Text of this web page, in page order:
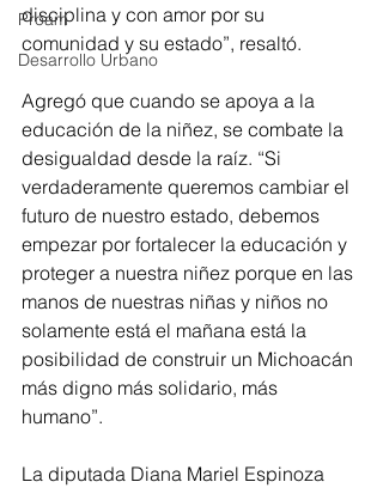
Proam
Desarrollo Urbano
disciplina y con amor por su
comunidad y su estado”, resaltó.
Agregó que cuando se apoya a la
educación de la niñez, se combate la
desigualdad desde la raíz. “Si
verdaderamente queremos cambiar el
futuro de nuestro estado, debemos
empezar por fortalecer la educación y
proteger a nuestra niñez porque en las
manos de nuestras niñas y niños no
solamente está el mañana está la
posibilidad de construir un Michoacán
más digno más solidario, más
humano”.
La diputada Diana Mariel Espinoza